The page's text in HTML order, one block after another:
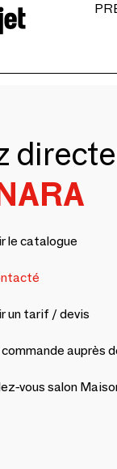
le catalogue
un tarif / devis
auprès
vous salon